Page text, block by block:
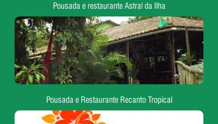
Pousada e restaurante Astral da Ilha
Pousada e Restaurante Recanto Tropical